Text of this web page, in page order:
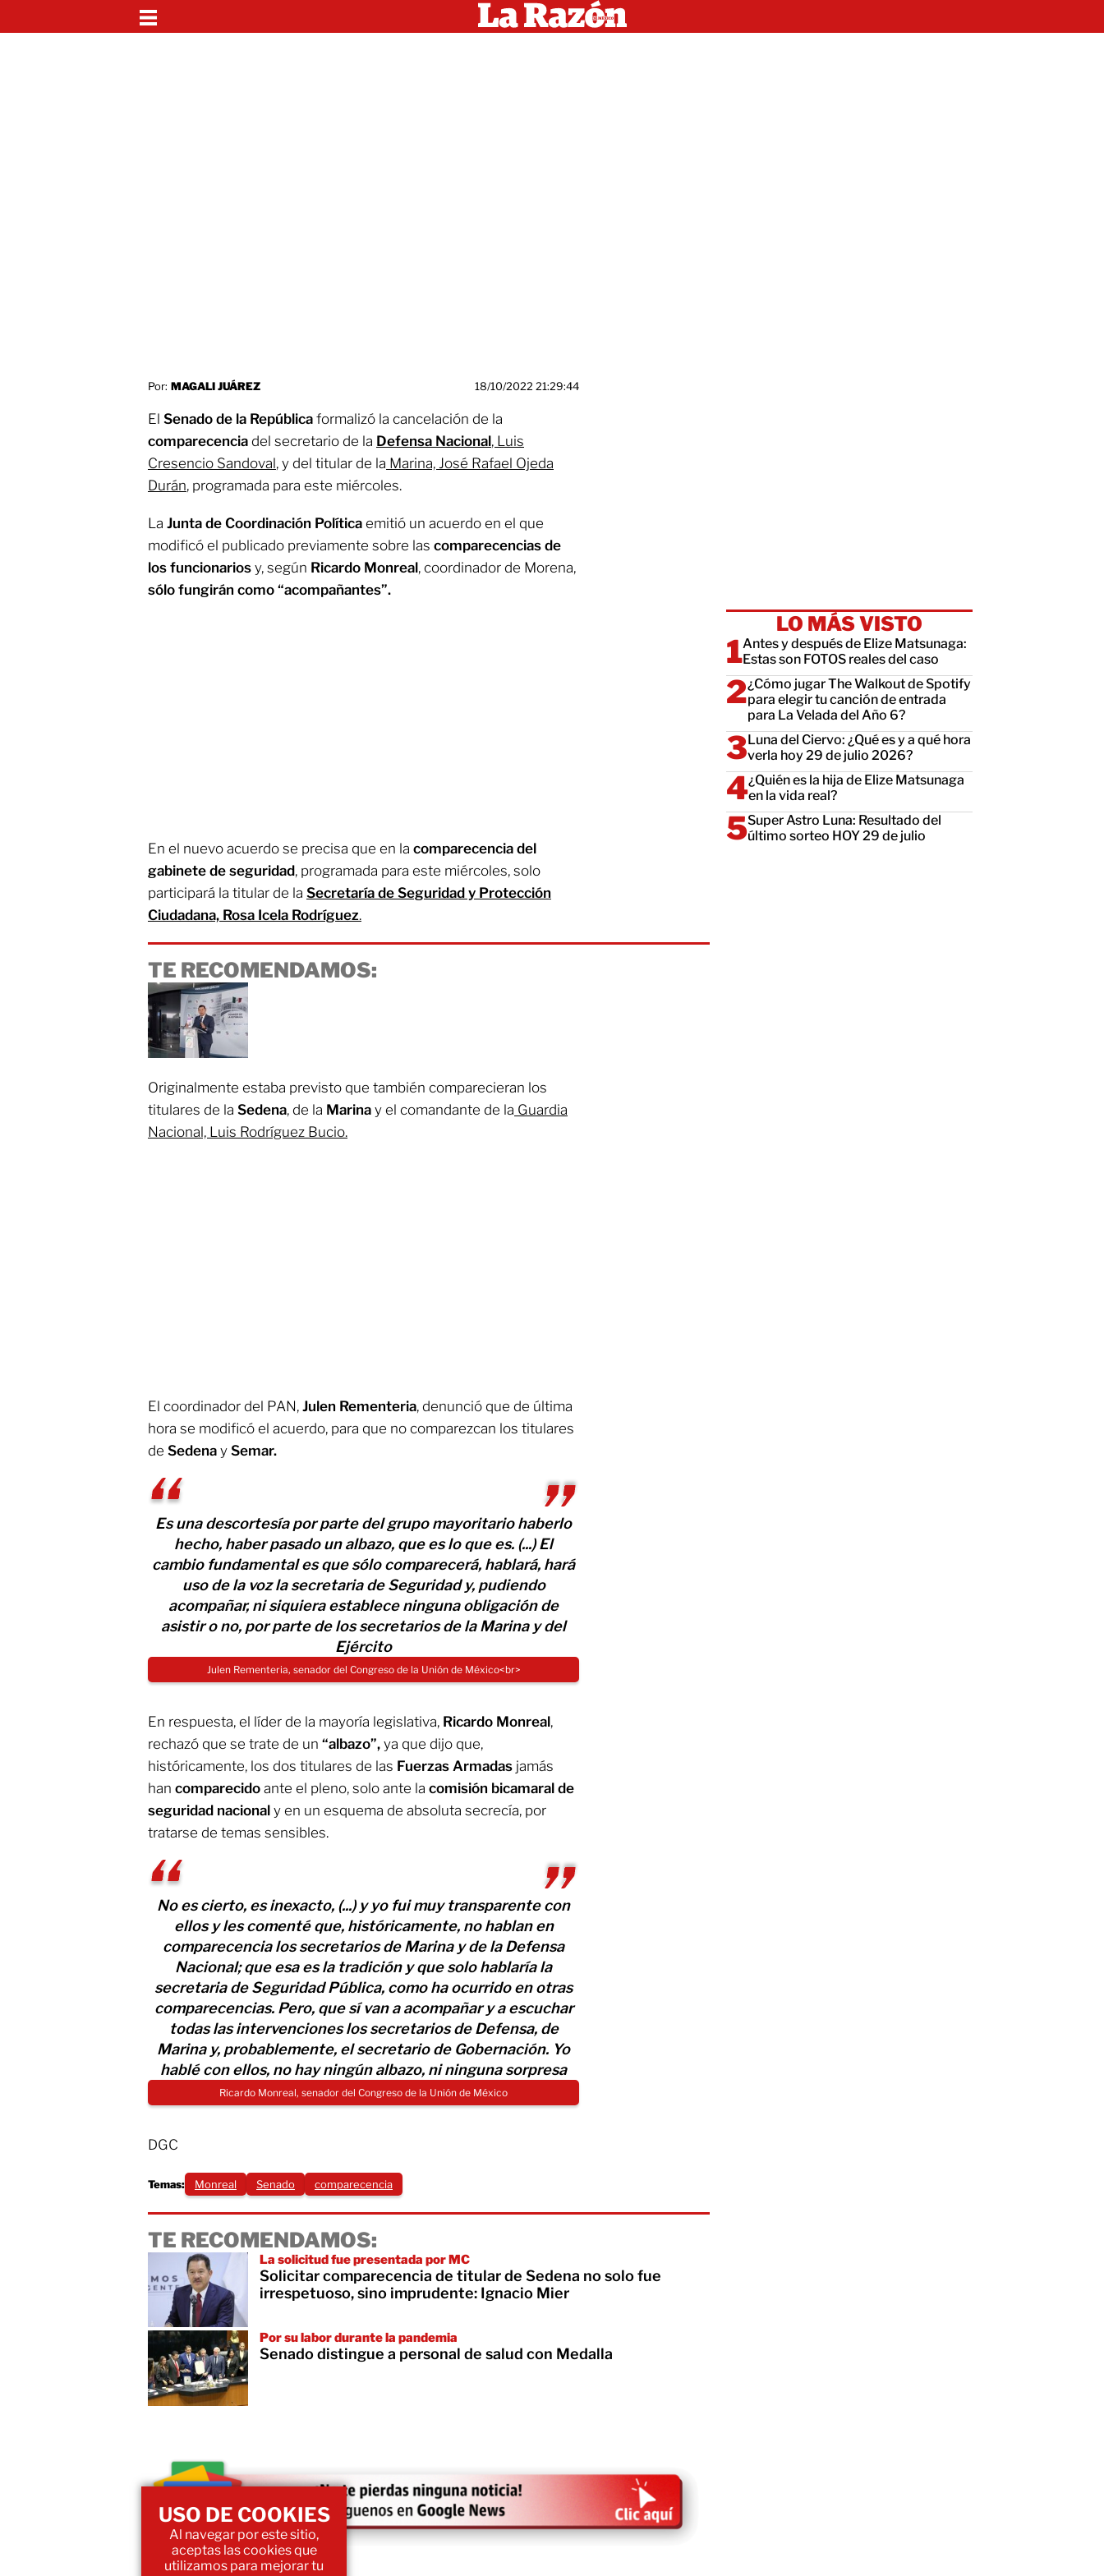
Por: MAGALI JUÁREZ 18/10/2022 21:29:44
El Senado de la República formalizó la cancelación de la
comparecencia del secretario de la Defensa Nacional, Luis
Cresencio Sandoval, y del titular de la Marina, José Rafael Ojeda
Durán, programada para este miércoles.
La Junta de Coordinación Política emitió un acuerdo en el que
modificó el publicado previamente sobre las comparecencias de
los funcionarios y, según Ricardo Monreal, coordinador de Morena,
sólo fungirán como “acompañantes”.
En el nuevo acuerdo se precisa que en la comparecencia del
gabinete de seguridad, programada para este miércoles, solo
participará la titular de la Secretaría de Seguridad y Protección
Ciudadana, Rosa Icela Rodríguez.
TE RECOMENDAMOS:
Originalmente estaba previsto que también comparecieran los
titulares de la Sedena, de la Marina y el comandante de la Guardia
Nacional, Luis Rodríguez Bucio.
El coordinador del PAN, Julen Rementeria, denunció que de última
hora se modificó el acuerdo, para que no comparezcan los titulares
de Sedena y Semar.
Es una descortesía por parte del grupo mayoritario haberlo
hecho, haber pasado un albazo, que es lo que es. (...) El
cambio fundamental es que sólo comparecerá, hablará, hará
uso de la voz la secretaria de Seguridad y, pudiendo
acompañar, ni siquiera establece ninguna obligación de
asistir o no, por parte de los secretarios de la Marina y del
Ejército
Julen Rementeria, senador del Congreso de la Unión de México<br>
En respuesta, el líder de la mayoría legislativa, Ricardo Monreal,
rechazó que se trate de un “albazo”, ya que dijo que,
históricamente, los dos titulares de las Fuerzas Armadas jamás
han comparecido ante el pleno, solo ante la comisión bicamaral de
seguridad nacional y en un esquema de absoluta secrecía, por
tratarse de temas sensibles.
No es cierto, es inexacto, (...) y yo fui muy transparente con
ellos y les comenté que, históricamente, no hablan en
comparecencia los secretarios de Marina y de la Defensa
Nacional; que esa es la tradición y que solo hablaría la
secretaria de Seguridad Pública, como ha ocurrido en otras
comparecencias. Pero, que sí van a acompañar y a escuchar
todas las intervenciones los secretarios de Defensa, de
Marina y, probablemente, el secretario de Gobernación. Yo
hablé con ellos, no hay ningún albazo, ni ninguna sorpresa
Ricardo Monreal, senador del Congreso de la Unión de México
DGC
Temas: Monreal Senado comparecencia
TE RECOMENDAMOS:
La solicitud fue presentada por MC
Solicitar comparecencia de titular de Sedena no solo fue
irrespetuoso, sino imprudente: Ignacio Mier
Por su labor durante la pandemia
Senado distingue a personal de salud con Medalla
LO MÁS VISTO
Antes y después de Elize Matsunaga:
Estas son FOTOS reales del caso
¿Cómo jugar The Walkout de Spotify
para elegir tu canción de entrada
para La Velada del Año 6?
Luna del Ciervo: ¿Qué es y a qué hora
verla hoy 29 de julio 2026?
¿Quién es la hija de Elize Matsunaga
en la vida real?
Super Astro Luna: Resultado del
último sorteo HOY 29 de julio
USO DE COOKIES
Al navegar por este sitio,
aceptas las cookies que
utilizamos para mejorar tu